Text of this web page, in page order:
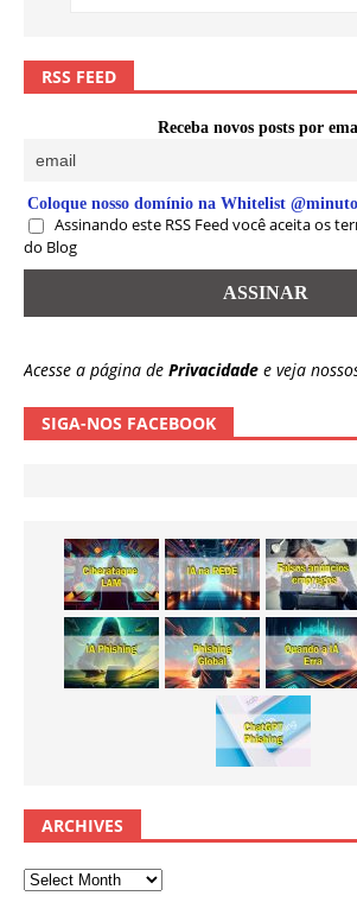
RSS FEED
Receba novos posts por
Coloque nosso domínio na Whitelist
Assinando este RSS Feed você aceita os
do Blog
Acesse a página de Privacidade e veja
SIGA-NOS FACEBOOK
ARCHIVES